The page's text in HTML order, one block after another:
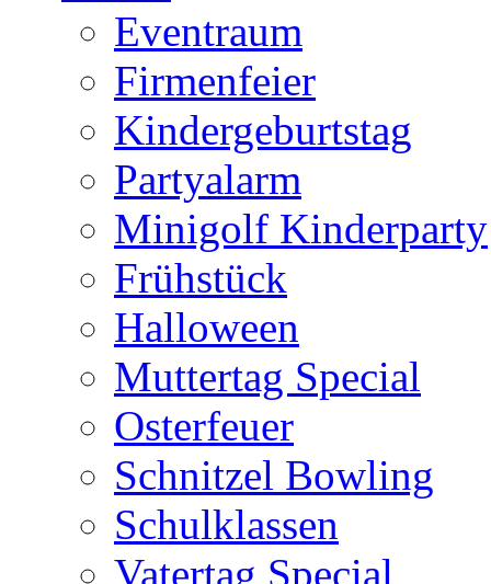
Eventraum
Firmenfeier
Kindergeburtstag
Partyalarm
Minigolf Kinderparty
Frühstück
Halloween
Muttertag Special
Osterfeuer
Schnitzel Bowling
Schulklassen
Vatertag Special